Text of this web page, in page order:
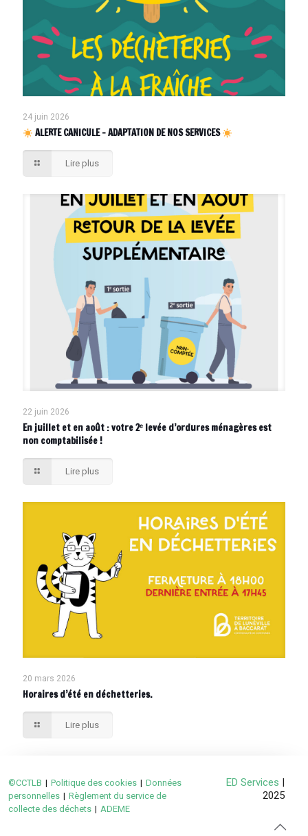
24 juin 2026
ALERTE CANICULE – ADAPTATION DE NOS SERVICES
Lire plus
22 juin 2026
En juillet et en août : votre 2ᵉ levée d’ordures ménagères est
non comptabilisée !
Lire plus
20 mars 2026
Horaires d’été en déchetteries.
Lire plus
©CCTLB | Politique des cookies | Données
personnelles | Règlement du service de
collecte des déchets | ADEME
ED Services
2025